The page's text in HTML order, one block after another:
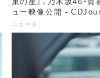
ュー映像公開 -
ニュース